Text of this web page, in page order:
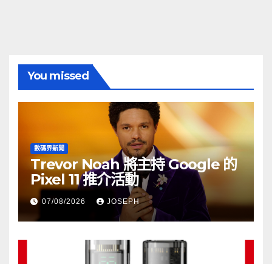
You missed
數碼界新聞
Trevor Noah 將主持 Google 的
Pixel 11 推介活動
07/08/2026 JOSEPH